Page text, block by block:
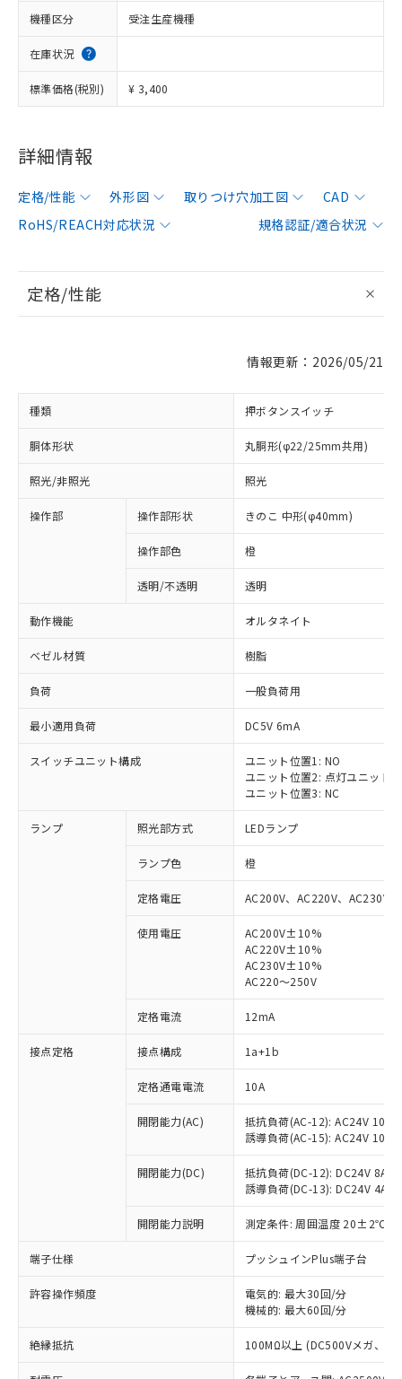
機種区分 受注生産機種
在庫状況
標準価格(税別) ¥ 3,400
詳細情報
定格/性能 外形図 取りつけ穴加工図
CAD
RoHS/REACH対応状況
規格認証/適合状況
定格/性能
情報更新：2026/05/21
種類 押ボタンスイッチ
胴体形状 丸胴形(φ22/25mm共用)
照光/非照光 照光
操作部 操作部形状 きのこ 中形(φ40mm)
操作部色 橙
透明/不透明 透明
動作機能 オルタネイト
ベゼル材質 樹脂
負荷 一般負荷用
最小適用負荷 DC5V 6mA
スイッチユニット構成
ユニット位置1: NO
ユニット位置2: 点灯ユニット
ユニット位置3: NC
ランプ 照光部方式 LEDランプ
ランプ色 橙
定格電圧 AC200V、AC220V、AC230V
使用電圧
AC200V±10%
AC220V±10%
AC230V±10%
AC220～250V
定格電流 12mA
接点定格 接点構成 1a+1b
定格通電電流 10A
開閉能力(AC)
抵抗負荷(AC-12): AC24V 10A/
誘導負荷(AC-15): AC24V
開閉能力(DC)
抵抗負荷(DC-12): DC24V 8A/
誘導負荷(DC-13): DC24V 4A/
開閉能力説明 測定条件: 周囲温度 20±2℃、
端子仕様 プッシュインPlus端子台
許容操作頻度
電気的: 最大30回/分
機械的: 最大60回/分
絶縁抵抗 100MΩ以上 (DC500Vメガ、点
ご利用条件
以下の条件をお読みいただき、同意のうえ
ご利用ください。
本サービスは、当社制御機器事業取扱
商品の当社在庫状況および標準価格
(税抜)を提供させていただくもので
当社制御機器事業取扱商品の中には、
本サービスの対象外となる商品もある
※1 対応状況
対応済み：EU RoHS指令（10物質）の
非含有に対応した製品が提供可能な商品で
対応予定：EU RoHS指令（10物質）の非含
有に対応した製品に切り替える予定のある
対応予定なし：EU RoHS指令（10物質）の
非含有に非対応の商品で、対応品を出す予
調査・確認中：EU RoHS指令（10物質）の
非含有の対応状況を調査中または確認中の
商品です。
非該当品：ライセンス料など無形物で、有
害物質有無と関係のない商品です。
仕入先様の事情により、非含有部品として
いたものが、含有品と判明した場合などや
「○」：最大均質材料含有率が中国RoHSの
基準値以下であることを示します。
「×」：最大均質材料含有率が中国RoHSの
基準値を超えていることを示します。
当社は、これら貴社製品のうち、外国